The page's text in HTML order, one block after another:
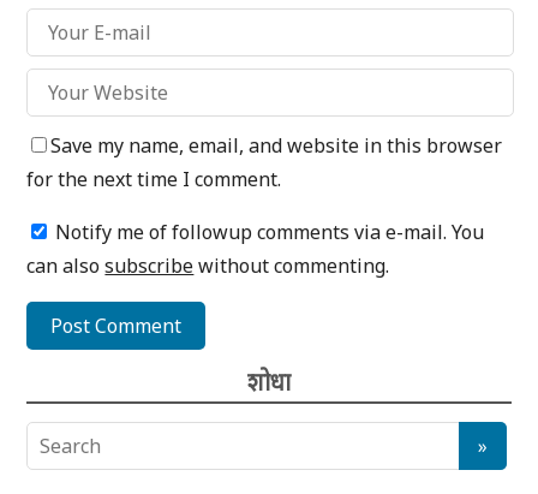
Save my name, email, and website in this browser
for the next time I comment.
Notify me of followup comments via e-mail. You
can alsosubscribewithout commenting.
शोधा